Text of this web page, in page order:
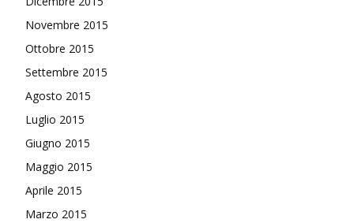
Novembre 2015
Ottobre 2015
Settembre 2015
Agosto 2015
Luglio 2015
Giugno 2015
Maggio 2015
Aprile 2015
Marzo 2015